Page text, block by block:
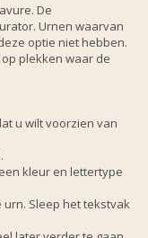
De
Urnen waarvan
optie niet hebben.
plekken waar de
u wilt voorzien van
kleur en lettertype
urn. Sleep het tekstvak